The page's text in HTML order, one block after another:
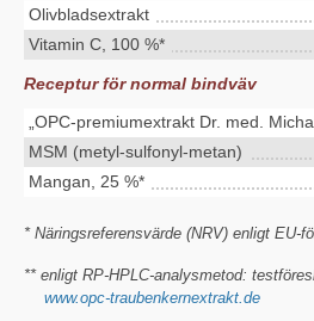
Olivbladsextrakt
Vitamin C, 100 %*
Receptur för normal bindväv
„OPC-premiumextrakt Dr. med.
MSM (metyl-sulfonyl-metan)
Mangan, 25 %*
* Näringsreferensvärde (NRV) enligt EU-
** enligt RP-HPLC-analysmetod:
www.opc-traubenkernextrakt.de